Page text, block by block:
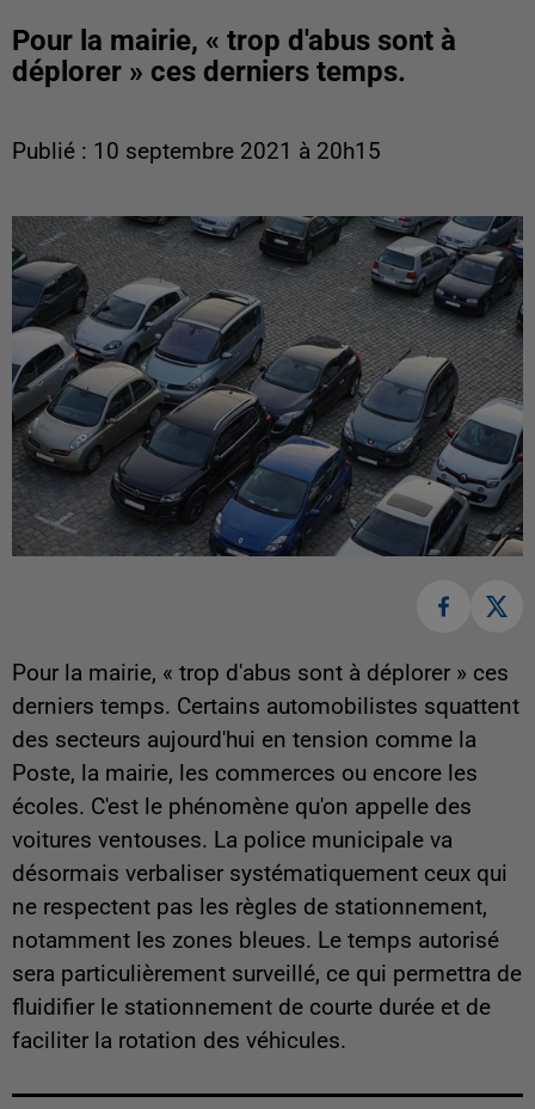
Pour la mairie, « trop d'abus sont à
déplorer » ces derniers temps.
Publié : 10 septembre 2021 à 20h15
Pour la mairie, « trop d'abus sont à déplorer » ces
derniers temps. Certains automobilistes squattent
des secteurs aujourd'hui en tension comme la
Poste, la mairie, les commerces ou encore les
écoles. C'est le phénomène qu'on appelle des
voitures ventouses. La police municipale va
désormais verbaliser systématiquement ceux qui
ne respectent pas les règles de stationnement,
notamment les zones bleues. Le temps autorisé
sera particulièrement surveillé, ce qui permettra de
fluidifier le stationnement de courte durée et de
faciliter la rotation des véhicules.